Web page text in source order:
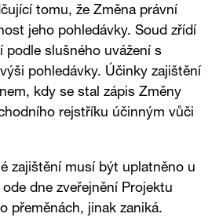
tomu, že Změna právní
jeho pohledávky. Soud zřídí
podle slušného uvážení s
pohledávky. Účinky zajištění
kdy se stal zápis Změny
rejstříku účinným vůči
zajištění musí být uplatněno u
dne zveřejnění Projektu
přeměnách, jinak zaniká.